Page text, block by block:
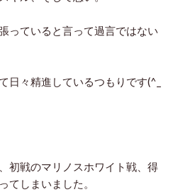
っていると言って過言ではない
日々精進しているつもりです(^_
初戦のマリノスホワイト戦、得
てしまいました。